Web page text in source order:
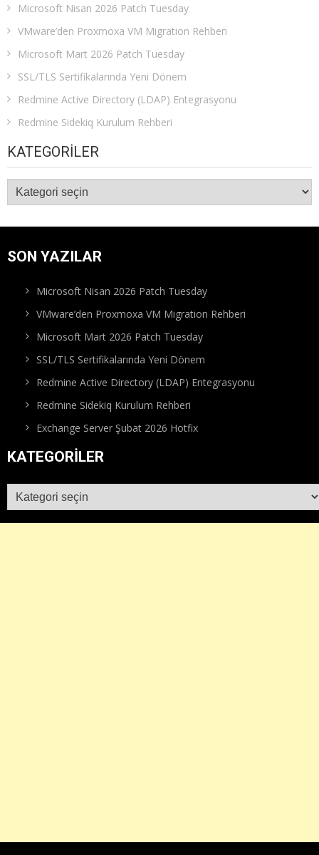
Microsoft Nisan 2026 Patch Tuesday
VMware’den Proxmoxa VM Migration Rehberi
Microsoft Mart 2026 Patch Tuesday
SSL/TLS Sertifikalarında Yeni Dönem
Redmine Active Directory (LDAP) Entegrasyonu
Redmine Sidekiq Kurulum Rehberi
KATEGORILER
Kategoriler
SON YAZILAR
Microsoft Nisan 2026 Patch Tuesday
VMware’den Proxmoxa VM Migration Rehberi
Microsoft Mart 2026 Patch Tuesday
SSL/TLS Sertifikalarında Yeni Dönem
Redmine Active Directory (LDAP) Entegrasyonu
Redmine Sidekiq Kurulum Rehberi
Exchange Server Şubat 2026 Hotfix
KATEGORILER